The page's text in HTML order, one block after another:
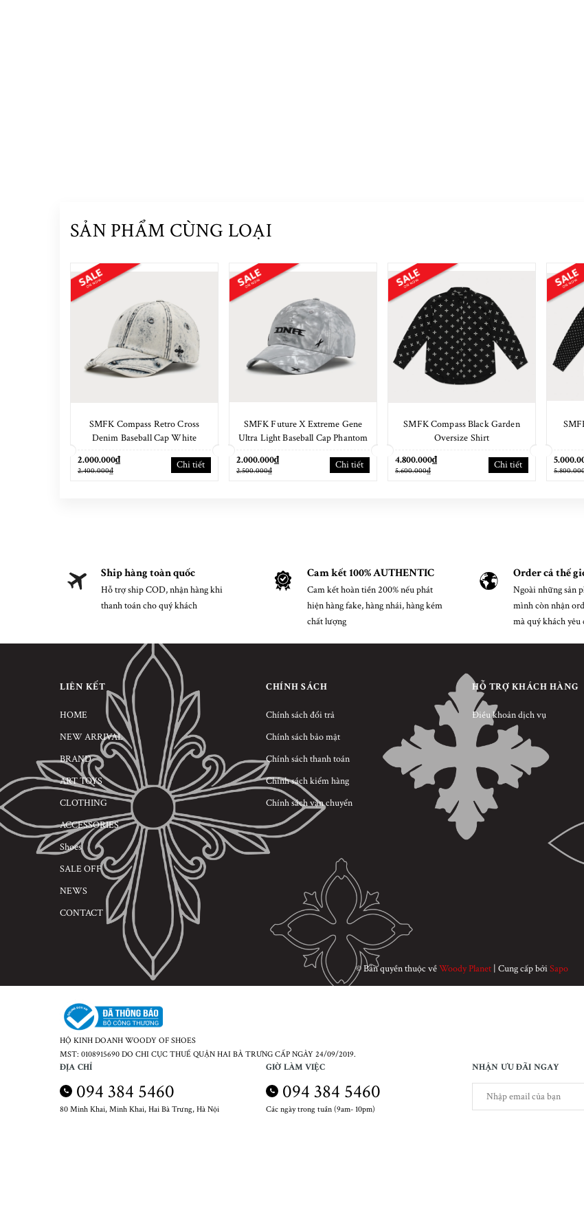
SẢN PHẨM CÙNG LOẠI
SMFK Compass Retro Cross
Denim Baseball Cap White
2.000.000₫
2.400.000₫ Chi tiết
SMFK Future X Extreme Gene
Ultra Light Baseball Cap Phantom
2.000.000₫
2.500.000₫ Chi tiết
SMFK Compass Black Garden
Oversize Shirt
4.800.000₫
5.600.000₫ Chi tiết
Ship hàng toàn quốc
Hỗ trợ ship COD, nhận hàng khi
thanh toán cho quý khách
Cam kết 100% AUTHENTIC
Cam kết hoàn tiền 200% nếu phát
hiện hàng fake, hàng nhái, hàng kém
chất lượng
Order cả thế
Ngoài những sản
mình còn nhận
mà quý khách yêu
LIÊN KẾT
HOME
NEW ARRIVAL
BRAND
ART TOYS
CLOTHING
ACCESSORIES
Shoes
SALE OFF
NEWS
CONTACT
CHÍNH SÁCH
Chính sách đổi trả
Chính sách bảo mật
Chính sách thanh toán
Chính sách kiểm hàng
Chính sách vận chuyển
HỖ TRỢ KHÁCH HÀNG
Điều khoản dịch vụ
© Bản quyền thuộc vềWoody Planet | Cung cấp bởiSapo
HỘ KINH DOANH WOODY OF SHOES
MST: 0108915690 DO CHI CỤC THUẾ QUẬN HAI BÀ TRƯNG CẤP NGÀY 24/09/2019.
ĐỊA CHỈ
094 384 5460
80 Minh Khai, Minh Khai, Hai Bà Trưng, Hà Nội
GIỜ LÀM VIỆC
094 384 5460
Các ngày trong tuần (9am- 10pm)
NHẬN ƯU ĐÃI NGAY